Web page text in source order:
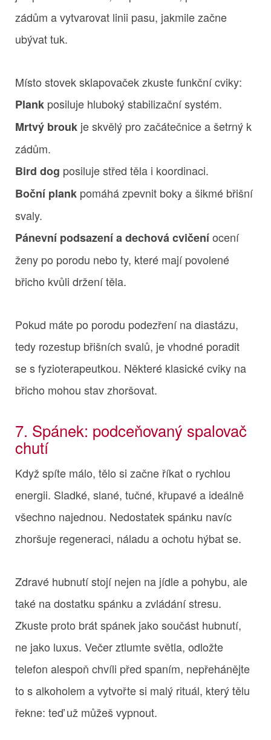
zádům a vytvarovat linii pasu, jakmile začne
ubývat tuk.
Místo stovek sklapovaček zkuste funkční cviky:
Plank posiluje hluboký stabilizační systém.
Mrtvý brouk je skvělý pro začátečnice a šetrný k
zádům.
Bird dog posiluje střed těla i koordinaci.
Boční plank pomáhá zpevnit boky a šikmé břišní
svaly.
Pánevní podsazení a dechová cvičeníocení
ženy po porodu nebo ty, které mají povolené
břicho kvůli držení těla.
Pokud máte po porodu podezření na diastázu,
tedy rozestup břišních svalů, je vhodné poradit
se s fyzioterapeutkou. Některé klasické cviky na
břicho mohou stav zhoršovat.
7. Spánek: podceňovaný spalovač
chutí
Když spíte málo, tělo si začne říkat o rychlou
energii. Sladké, slané, tučné, křupavé a ideálně
všechno najednou. Nedostatek spánku navíc
zhoršuje regeneraci, náladu a ochotu hýbat se.
Zdravé hubnutí stojí nejen na jídle a pohybu, ale
také na dostatku spánku a zvládání stresu.
Zkuste proto brát spánek jako součást hubnutí,
ne jako luxus. Večer ztlumte světla, odložte
telefon alespoň chvíli před spaním, nepřehánějte
to s alkoholem a vytvořte si malý rituál, který tělu
řekne: teď už můžeš vypnout.